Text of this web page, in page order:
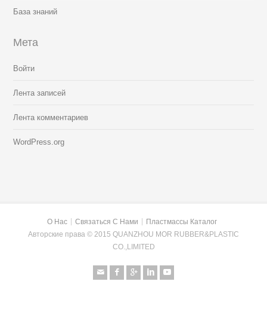
База знаний
Мета
Войти
Лента записей
Лента комментариев
WordPress.org
О Нас Связаться С Нами
Пластмассы Каталог
Авторские права © 2015 QUANZHOU MOR RUBBER&PLASTIC
CO.,LIMITED